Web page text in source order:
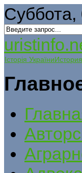
Суббота,
Історія України